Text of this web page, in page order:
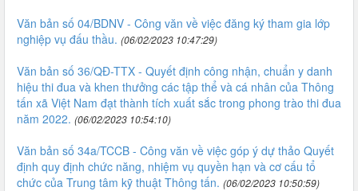
Văn bản số 04/BDNV - Công văn về việc đăng ký tham gia lớp
nghiệp vụ đấu thầu. (06/02/2023 10:47:29)
Văn bản số 36/QĐ-TTX - Quyết định công nhận, chuẩn y danh
hiệu thi đua và khen thưởng các tập thể và cá nhân của Thông
tấn xã Việt Nam đạt thành tích xuất sắc trong phong trào thi đua
năm 2022. (06/02/2023 10:54:10)
Văn bản số 34a/TCCB - Công văn về việc góp ý dự thảo Quyết
định quy định chức năng, nhiệm vụ quyền hạn và cơ cấu tổ
chức của Trung tâm kỹ thuật Thông tấn. (06/02/2023 10:50:59)